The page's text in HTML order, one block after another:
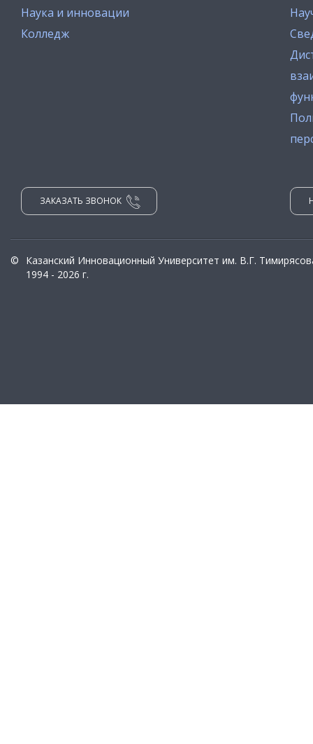
Наука и инновации
Колледж
ЗАКАЗАТЬ ЗВОНОК
©
Казанский Инновационный Университет им. В.Г.
1994 - 2026 г.